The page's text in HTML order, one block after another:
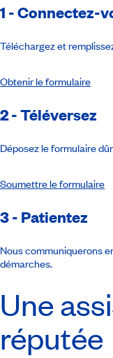
1 - Connectez-
Téléchargez et
Obtenir le formulaire
2 - Téléversez
Déposez le formulaire
Soumettre le formulaire
3 - Patientez
Nous communiquerons
démarches.
Une
réputée